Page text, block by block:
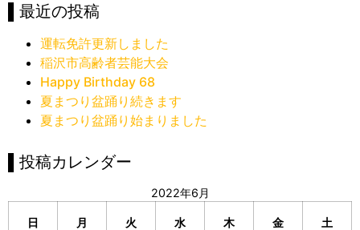
▌最近の投稿
運転免許更新しました
稲沢市高齢者芸能大会
Happy Birthday 68
夏まつり盆踊り続きます
夏まつり盆踊り始まりました
▌投稿カレンダー
2022年6月
日 月 火 水 木 金 土